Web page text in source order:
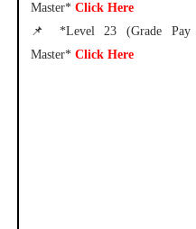
Master* Click Here
📌 *Level 23 (Grade
Master* Click Here